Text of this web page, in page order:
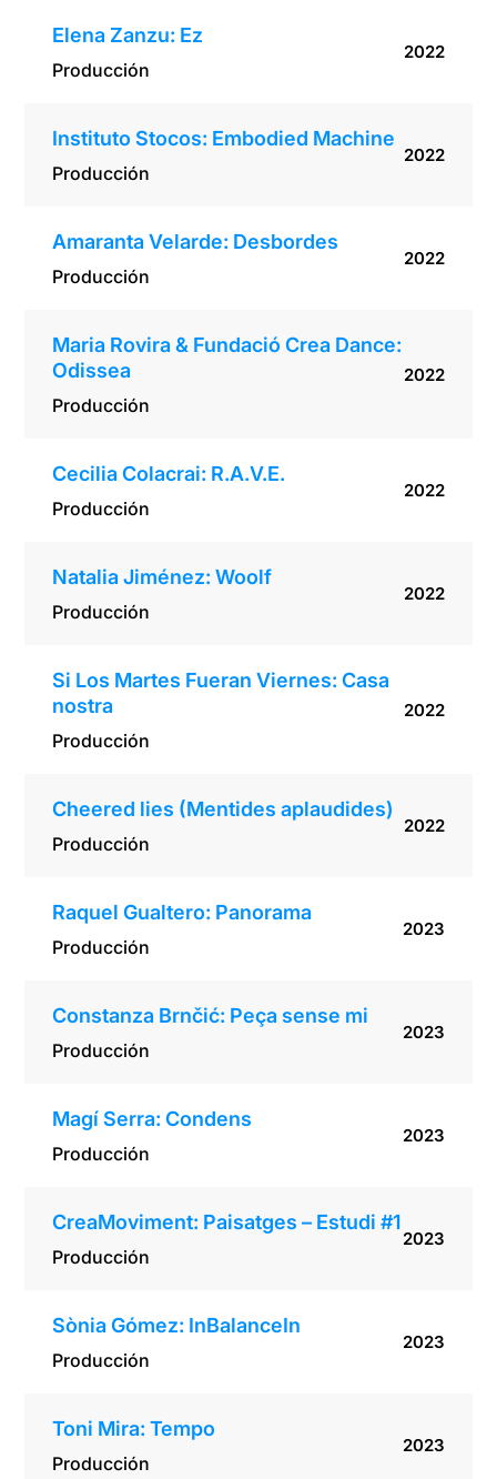
Elena Zanzu: Ez
Producción
2022
Instituto Stocos: Embodied Machine
Producción
2022
Amaranta Velarde: Desbordes
Producción
2022
Maria Rovira & Fundació Crea Dance:
Odissea
Producción
2022
Cecilia Colacrai: R.A.V.E.
Producción
2022
Natalia Jiménez: Woolf
Producción
2022
Si Los Martes Fueran Viernes: Casa
nostra
Producción
2022
Cheered lies (Mentides aplaudides)
Producción
2022
Raquel Gualtero: Panorama
Producción
2023
Constanza Brnčić: Peça sense mi
Producción
2023
Magí Serra: Condens
Producción
2023
CreaMoviment: Paisatges – Estudi #1
Producción
2023
Sònia Gómez: InBalanceIn
Producción
2023
Toni Mira: Tempo
Producción
2023